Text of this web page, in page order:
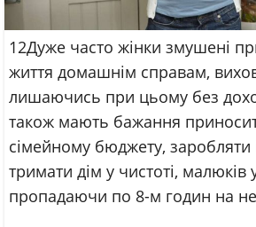
12Дуже часто жінки змушені
життя домашнім справам,
лишаючись при цьому без
також мають бажання
сімейному бюджету,
тримати дім у чистоті, малюків
пропадаючи по 8-м годин на